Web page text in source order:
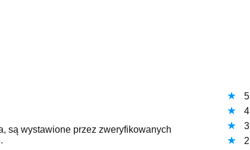
są wystawione przez zweryfikowanych
5
4
3
2